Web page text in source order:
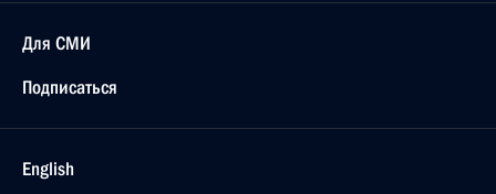
Для СМИ
Подписаться
English